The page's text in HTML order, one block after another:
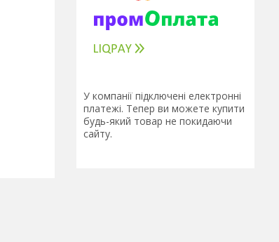
У компанії підключені електронні
платежі. Тепер ви можете купити
будь-який товар не покидаючи
сайту.